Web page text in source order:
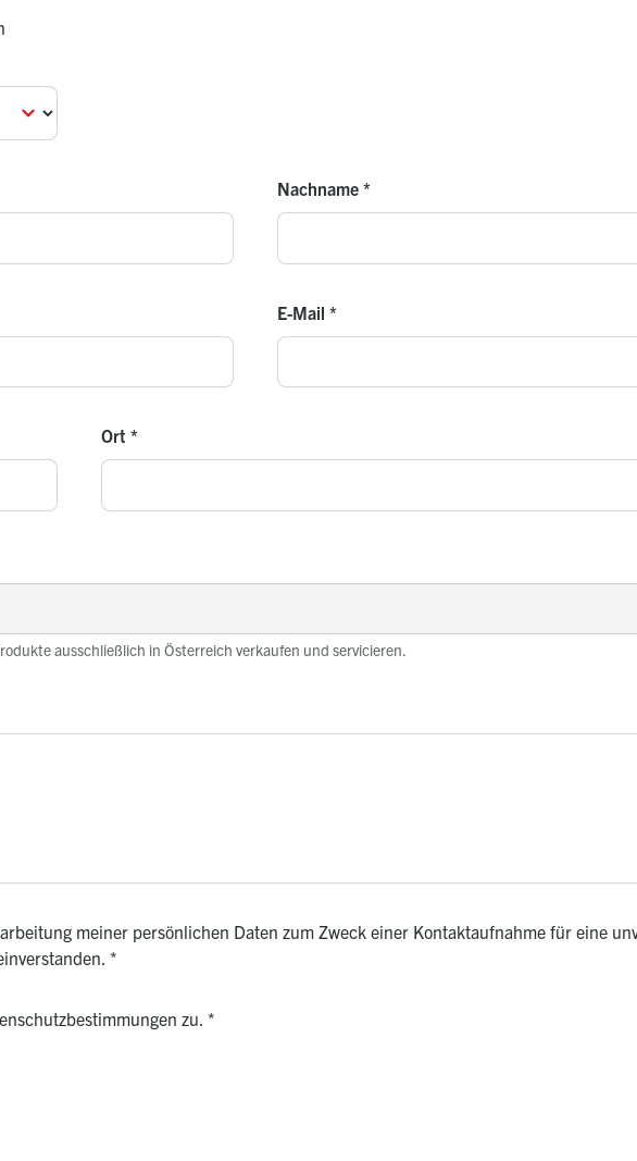
Nachname *
E-Mail *
Ort*
ausschließlich in Österreich verkaufen und servicieren.
meiner persönlichen Daten zum Zweck einer Kontaktaufnahme für eine
*
zu. *